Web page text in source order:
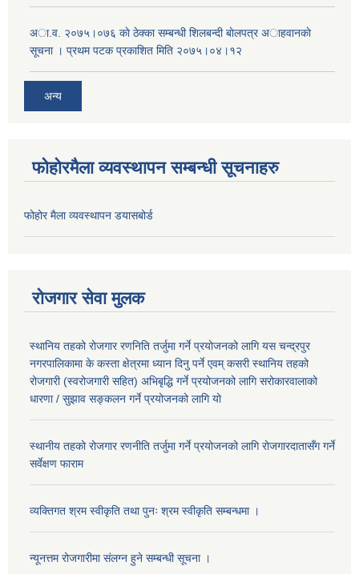
अा.व. २०७५।०७६ काे ठेक्का सम्बन्धी शिलबन्दी बाेलपत्र अाहवानकाे
सूचना । प्रथम पटक प्रकाशित मिति २०७५।०४।१२
अन्य
फोहोरमैला व्यवस्थापन सम्बन्धी सूचनाहरु
फोहोर मैला व्यवस्थापन डयासबोर्ड
रोजगार सेवा मुलक
स्थानिय तहको रोजगार रणनिति तर्जुमा गर्ने प्रयोजनको लागि यस चन्द्रपुर
नगरपालिकामा के कस्ता क्षेत्रमा ध्यान दिनु पर्ने एवम् कसरी स्थानिय तहको
रोजगारी (स्वरोजगारी सहित) अभिबृद्धि गर्ने प्रयोजनको लागि सरोकारवालाको
धारणा / सुझाव सङ्कलन गर्ने प्रयोजनको लागि यो
स्थानीय तहको रोजगार रणनीति तर्जुमा गर्ने प्रयोजनको लागि रोजगारदातासँग गर्ने
सर्वेक्षण फाराम
व्यक्तिगत श्रम स्वीकृति तथा पुनः श्रम स्वीकृति सम्बन्धमा ।
न्यूनत्तम रोजगारीमा संलग्न हुने सम्बन्धी सूचना ।